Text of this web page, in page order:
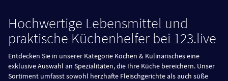
Hochwertige Lebensmittel und
praktische Küchenhelfer bei 123.live
Entdecken Sie in unserer Kategorie Kochen & Kulinarisches eine
exklusive Auswahl an Spezialitäten, die Ihre Küche bereichern. Unser
Sortiment umfasst sowohl herzhafte Fleischgerichte als auch süße